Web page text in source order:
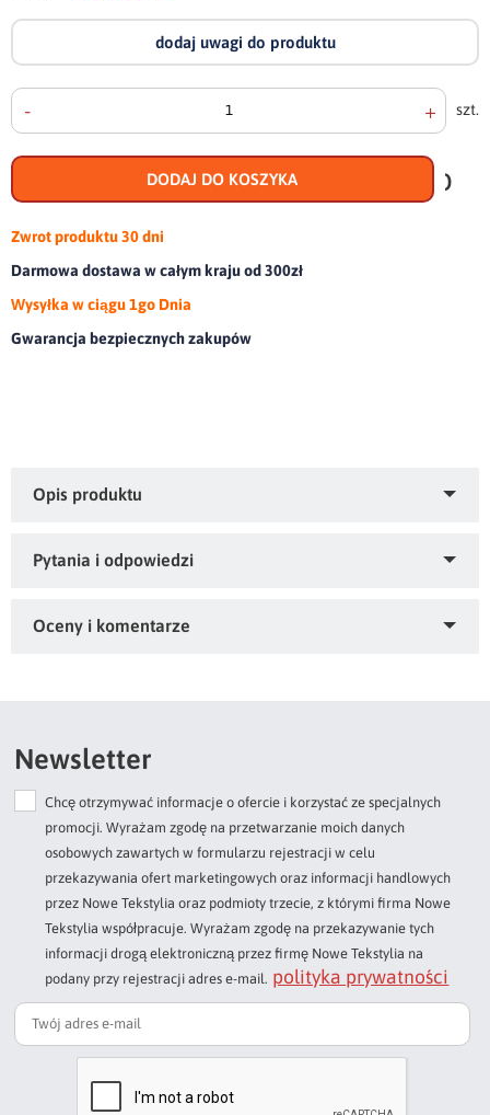
dodaj uwagi do produktu
- + szt.
DODAJ DO KOSZYKA
do
Zwrot produktu30 dni
Darmowa dostawa w całym kraju od 300zł
Wysyłka w ciągu 1go Dnia
Gwarancja bezpiecznych zakupów
60% bawełna, 40% poliester
Zapytaj o produkt
Dodaj opinię o produkcie
Twoja ocena
Bardzo dobry
Twoja opinia o produkcie
Newsletter
Chcę otrzymywać informacje o ofercie i korzystać ze specjalnych
promocji. Wyrażam zgodę na przetwarzanie moich danych
osobowych zawartych w formularzu rejestracji w celu
przekazywania ofert marketingowych oraz informacji handlowych
przez Nowe Tekstylia oraz podmioty trzecie, z którymi firma Nowe
Tekstylia współpracuje. Wyrażam zgodę na przekazywanie tych
informacji drogą elektroniczną przez firmę Nowe Tekstylia na
podany przy rejestracji adres e-mail. polityka prywatności